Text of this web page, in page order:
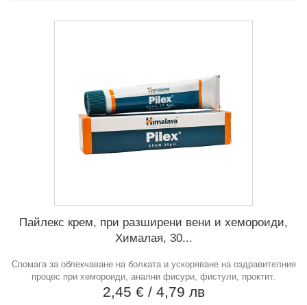
Пайлекс крем, при разширени вени и хемороиди,
Хималая, 30...
Спомага за облекчаване на болката и ускоряване на оздравителния
процес при хемороиди, анални фисури, фистули, проктит.
2,45 € / 4,79 лв